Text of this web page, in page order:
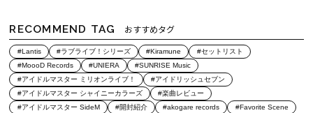
RECOMMEND TAG おすすめタグ
#Lantis #ラブライブ！シリーズ #Kiramune
#セットリスト
#MoooD Records
#UNIERA
#SUNRISE Music
#アイドルマスター ミリオンライブ！
#アイドリッシュセブン
#アイドルマスター シャイニーカラーズ
#楽曲レビュー
#アイドルマスター SideM
#開封紹介 #akogare records
#Favorite Scene